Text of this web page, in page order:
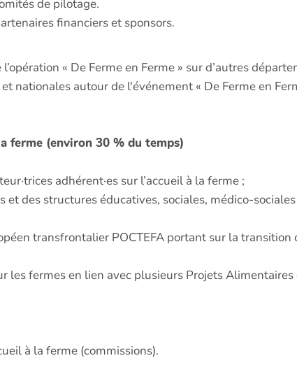
de pilotage.
financiers et sponsors.
« De Ferme en Ferme » sur d’autres
nationales autour de l'événement « De Ferme en
ferme (environ 30 % du temps)
adhérent·es sur l’accueil à la ferme ;
des structures éducatives, sociales, médico-
transfrontalier POCTEFA portant sur la
fermes en lien avec plusieurs Projets Alimentaires
à la ferme (commissions).